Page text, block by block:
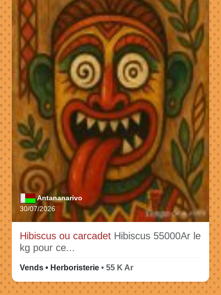
Antananarivo
30/07/2026
Hibiscus ou carcadet Hibiscus 55000Ar le
kg pour ce...
Vends • Herboristerie • 55 K Ar